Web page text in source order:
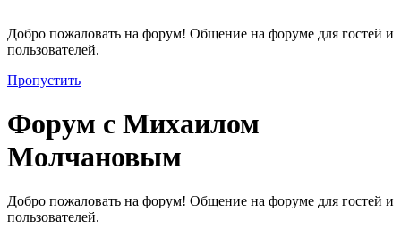
Добро пожаловать на форум! Общение на форуме для гостей и
пользователей.
Пропустить
Форум с Михаилом
Молчановым
Добро пожаловать на форум! Общение на форуме для гостей и
пользователей.